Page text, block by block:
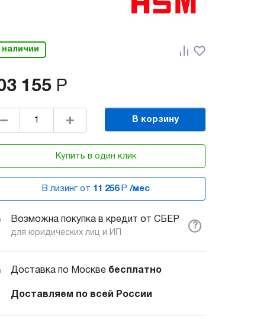
наличии
155 Р
В корзину
Купить в один клик
В лизинг от 11 256 Р /мес
Возможна покупка в кредит от СБЕР
для юридических лиц и ИП
?
Доставка по Москве бесплатно
Доставляем по всей России